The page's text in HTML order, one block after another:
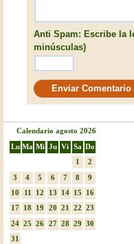
Anti Spam: Escribe la
minúsculas)
Calendario agosto 2026
Lu Ma Mi Ju Vi Sa Do
1
2
3
4 5 6 7 8
9
10
11 12 13 14 15
16
17 18 19 20 21 22
23
24 25 26 27 28 29
30
31